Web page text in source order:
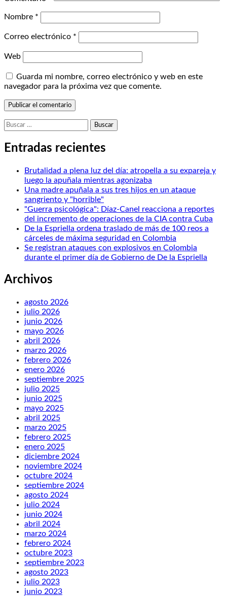
Nombre *
Correo electrónico *
Web
Guarda mi nombre, correo electrónico y web en este
navegador para la próxima vez que comente.
Buscar:
Entradas recientes
Brutalidad a plena luz del día: atropella a su expareja y
luego la apuñala mientras agonizaba
Una madre apuñala a sus tres hijos en un ataque
sangriento y "horrible"
"Guerra psicológica": Díaz-Canel reacciona a reportes
del incremento de operaciones de la CIA contra Cuba
De la Espriella ordena traslado de más de 100 reos a
cárceles de máxima seguridad en Colombia
Se registran ataques con explosivos en Colombia
durante el primer día de Gobierno de De la Espriella
Archivos
agosto 2026
julio 2026
junio 2026
mayo 2026
abril 2026
marzo 2026
febrero 2026
enero 2026
septiembre 2025
julio 2025
junio 2025
mayo 2025
abril 2025
marzo 2025
febrero 2025
enero 2025
diciembre 2024
noviembre 2024
octubre 2024
septiembre 2024
agosto 2024
julio 2024
junio 2024
abril 2024
marzo 2024
febrero 2024
octubre 2023
septiembre 2023
agosto 2023
julio 2023
junio 2023